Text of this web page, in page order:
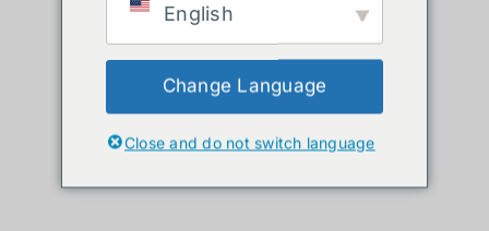
Sort byPrice
Show36 Products
English
Change Language
Close and do not switch language